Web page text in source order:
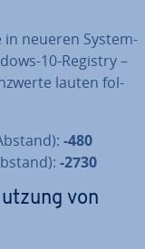
in neueren Sys­tem­
10-Registry –
lauten fol­
-480
-2730
von